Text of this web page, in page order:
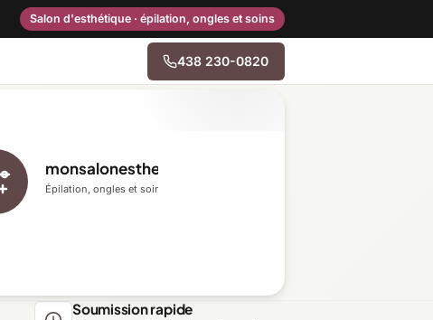
Salon d'esthétique · épilation, ongles et soins
Centre-du-Québec
Mauricie
438 230-0820
monsalonesthetique.ca
Épilation, ongles et soins du visage
Soumission rapide